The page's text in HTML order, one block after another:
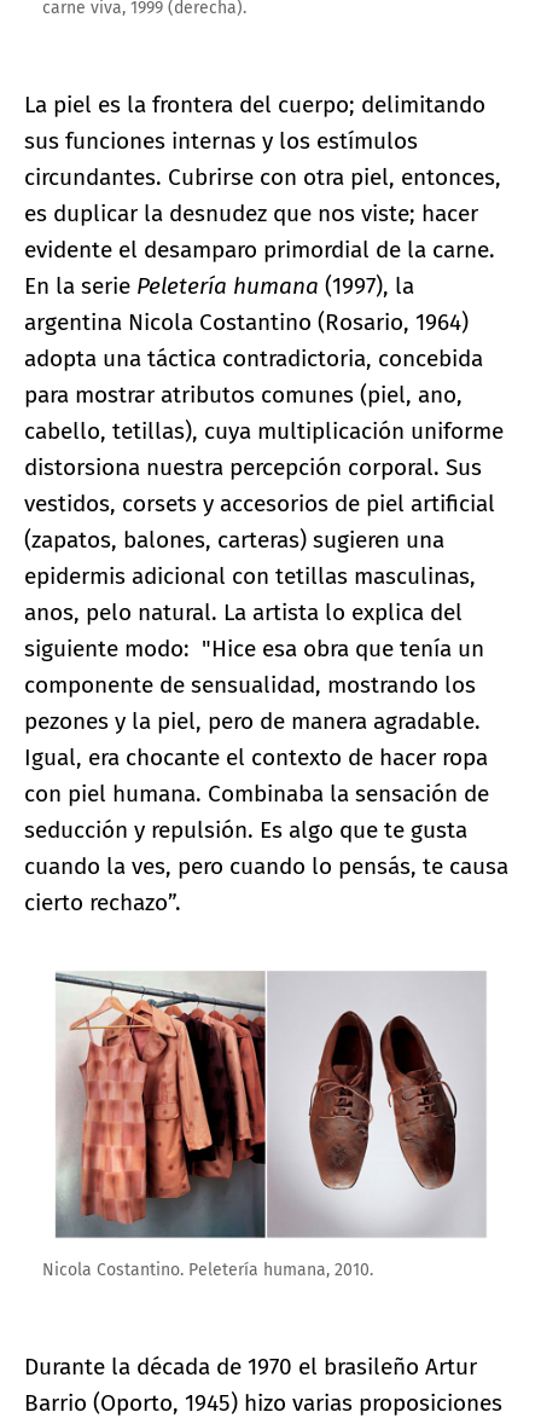
carne viva, 1999 (derecha).
La piel es la frontera del cuerpo; delimitando
sus funciones internas y los estímulos
circundantes. Cubrirse con otra piel, entonces,
es duplicar la desnudez que nos viste; hacer
evidente el desamparo primordial de la carne.
En la serie Peletería humana (1997), la
argentina Nicola Costantino (Rosario, 1964)
adopta una táctica contradictoria, concebida
para mostrar atributos comunes (piel, ano,
cabello, tetillas), cuya multiplicación uniforme
distorsiona nuestra percepción corporal. Sus
vestidos, corsets y accesorios de piel artificial
(zapatos, balones, carteras) sugieren una
epidermis adicional con tetillas masculinas,
anos, pelo natural. La artista lo explica del
siguiente modo: "Hice esa obra que tenía un
componente de sensualidad, mostrando los
pezones y la piel, pero de manera agradable.
Igual, era chocante el contexto de hacer ropa
con piel humana. Combinaba la sensación de
seducción y repulsión. Es algo que te gusta
cuando la ves, pero cuando lo pensás, te causa
cierto rechazo”.
Nicola Costantino. Peletería humana, 2010.
Durante la década de 1970 el brasileño Artur
Barrio (Oporto, 1945) hizo varias proposiciones